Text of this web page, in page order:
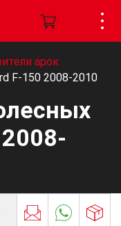
арок
F-150 2008-2010